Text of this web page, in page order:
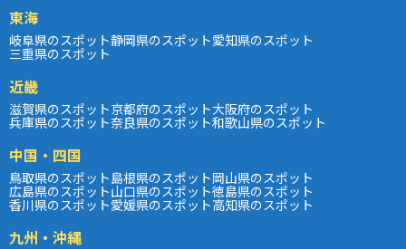
東海
岐阜県のスポット静岡県のスポット愛知県のスポット
三重県のスポット
近畿
滋賀県のスポット京都府のスポット大阪府のスポット
兵庫県のスポット奈良県のスポット和歌山県のスポット
中国・四国
鳥取県のスポット島根県のスポット岡山県のスポット
広島県のスポット山口県のスポット徳島県のスポット
香川県のスポット愛媛県のスポット高知県のスポット
九州・沖縄